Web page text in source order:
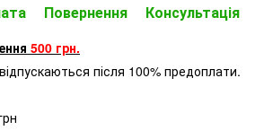
Повернення Консультація
500 грн.
після 100% предоплати.